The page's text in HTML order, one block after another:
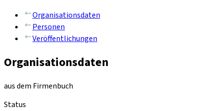
Organisationsdaten
Personen
Veröffentlichungen
Organisationsdaten
aus dem Firmenbuch
Status